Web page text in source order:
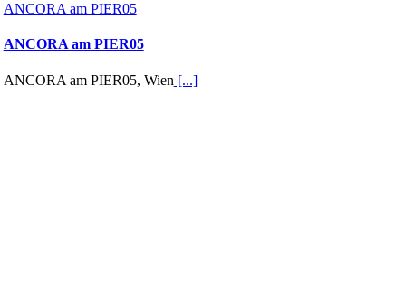
ANCORA am PIER05
ANCORA am PIER05
ANCORA am PIER05, Wien [...]